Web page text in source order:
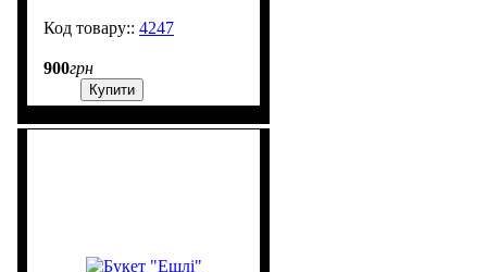
4247
900грн
Купити